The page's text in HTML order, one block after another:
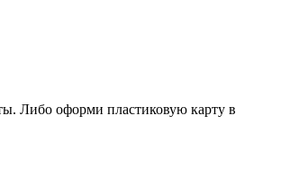
Либо оформи пластиковую карту в